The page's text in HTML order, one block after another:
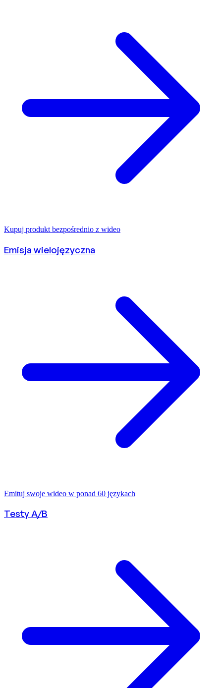
Kupuj produkt bezpośrednio z wideo
Emisja wielojęzyczna
Emituj swoje wideo w ponad 60 językach
Testy A/B